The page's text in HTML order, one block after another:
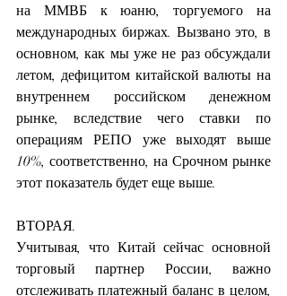
на ММВБ к юаню, торгуемого на
международных биржах. Вызвано это, в
основном, как мы уже не раз обсуждали
летом, дефицитом китайской валюты на
внутреннем российском денежном
рынке, вследствие чего ставки по
операциям РЕПО уже выходят выше
10%, соответственно, на Срочном рынке
этот показатель будет еще выше.
ВТОРАЯ.
Учитывая, что Китай сейчас основной
торговый партнер России, важно
отслеживать платежный баланс в целом,